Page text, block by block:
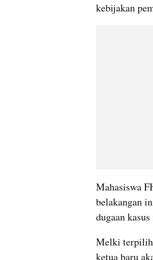
kebijakan
Mahasiswa
belakangan
dugaan
Melki terpilih
ketua baru